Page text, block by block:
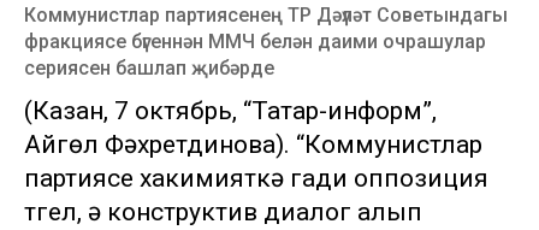
Коммунистлар партиясенең ТР Дәүләт Советындагы
фракциясе бүгеннән ММЧ белән даими очрашулар
сериясен башлап җибәрде
(Казан, 7 октябрь, “Татар-информ”,
Айгөл Фәхретдинова). “Коммунистлар
партиясе хакимияткә гади оппозиция
түгел, ә конструктив диалог алып